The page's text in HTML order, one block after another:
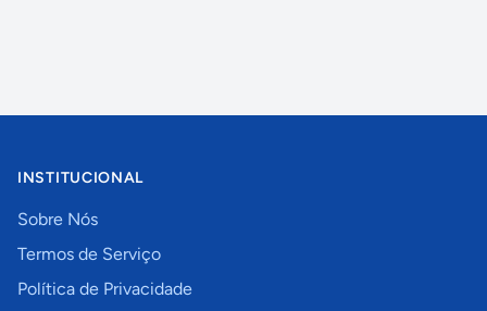
INSTITUCIONAL
Sobre Nós
Termos de Serviço
Política de Privacidade